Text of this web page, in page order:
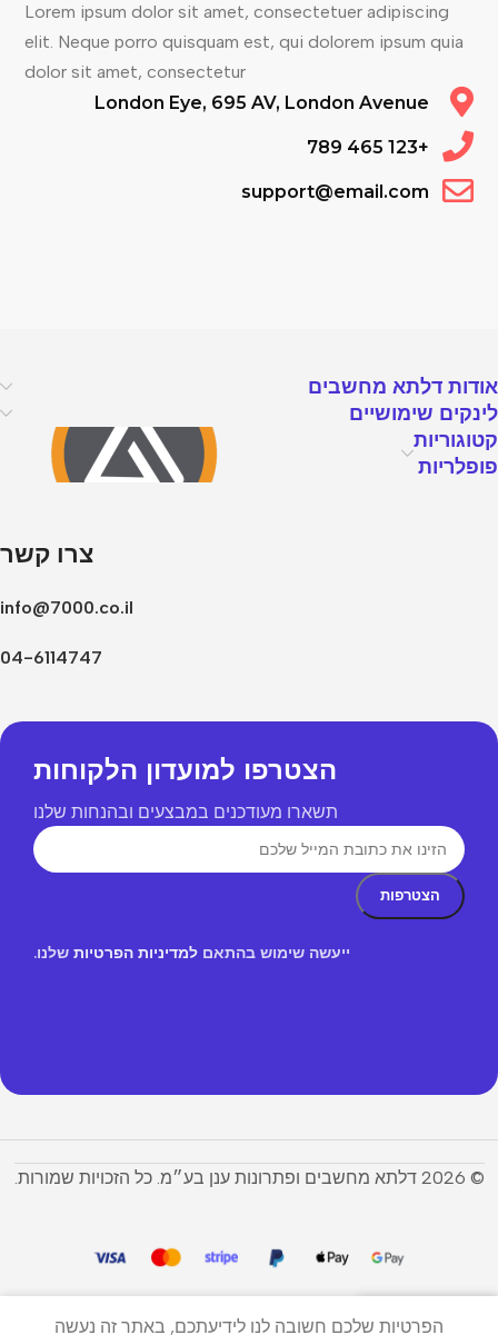
Lorem ipsum dolor sit amet, consectetuer adipiscing
elit. Neque porro quisquam est, qui dolorem ipsum quia
dolor sit amet, consectetur
London Eye, 695 AV, London Avenue
+123 465 789
support@email.com
אודות דלתא מחשבים
לינקים שימושיים
קטוגוריות
פופלריות
צרו קשר
info@7000.co.il
04-6114747
הצטרפו למועדון הלקוחות
תשארו מעודכנים במבצעים ובהנחות שלנו
ייעשה שימוש בהתאם למדיניות הפרטיות שלנו.
© 2026 דלתא מחשבים ופתרונות ענן בע״מ. כל הזכויות שמורות.
הפרטיות שלכם חשובה לנו לידיעתכם, באתר זה נעשה